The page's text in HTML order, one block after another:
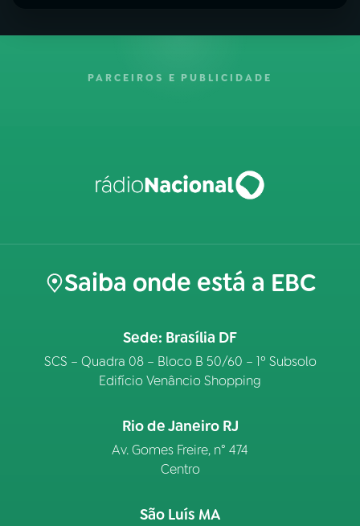
PARCEIROS E PUBLICIDADE
Saiba onde está a EBC
Sede: Brasília DF
SCS – Quadra 08 – Bloco B 50/60 – 1º Subsolo
Edifício Venâncio Shopping
Rio de Janeiro RJ
Av. Gomes Freire, n° 474
Centro
São Luís MA